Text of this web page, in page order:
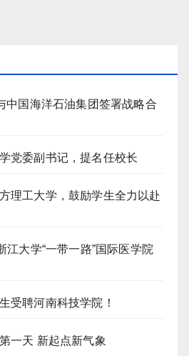
中国海洋石油集团签署战略合
党委副书记，提名任校长
理工大学，鼓励学生全力以赴
江大学“一带一路”国际医学院
受聘河南科技学院！
一天 新起点新气象